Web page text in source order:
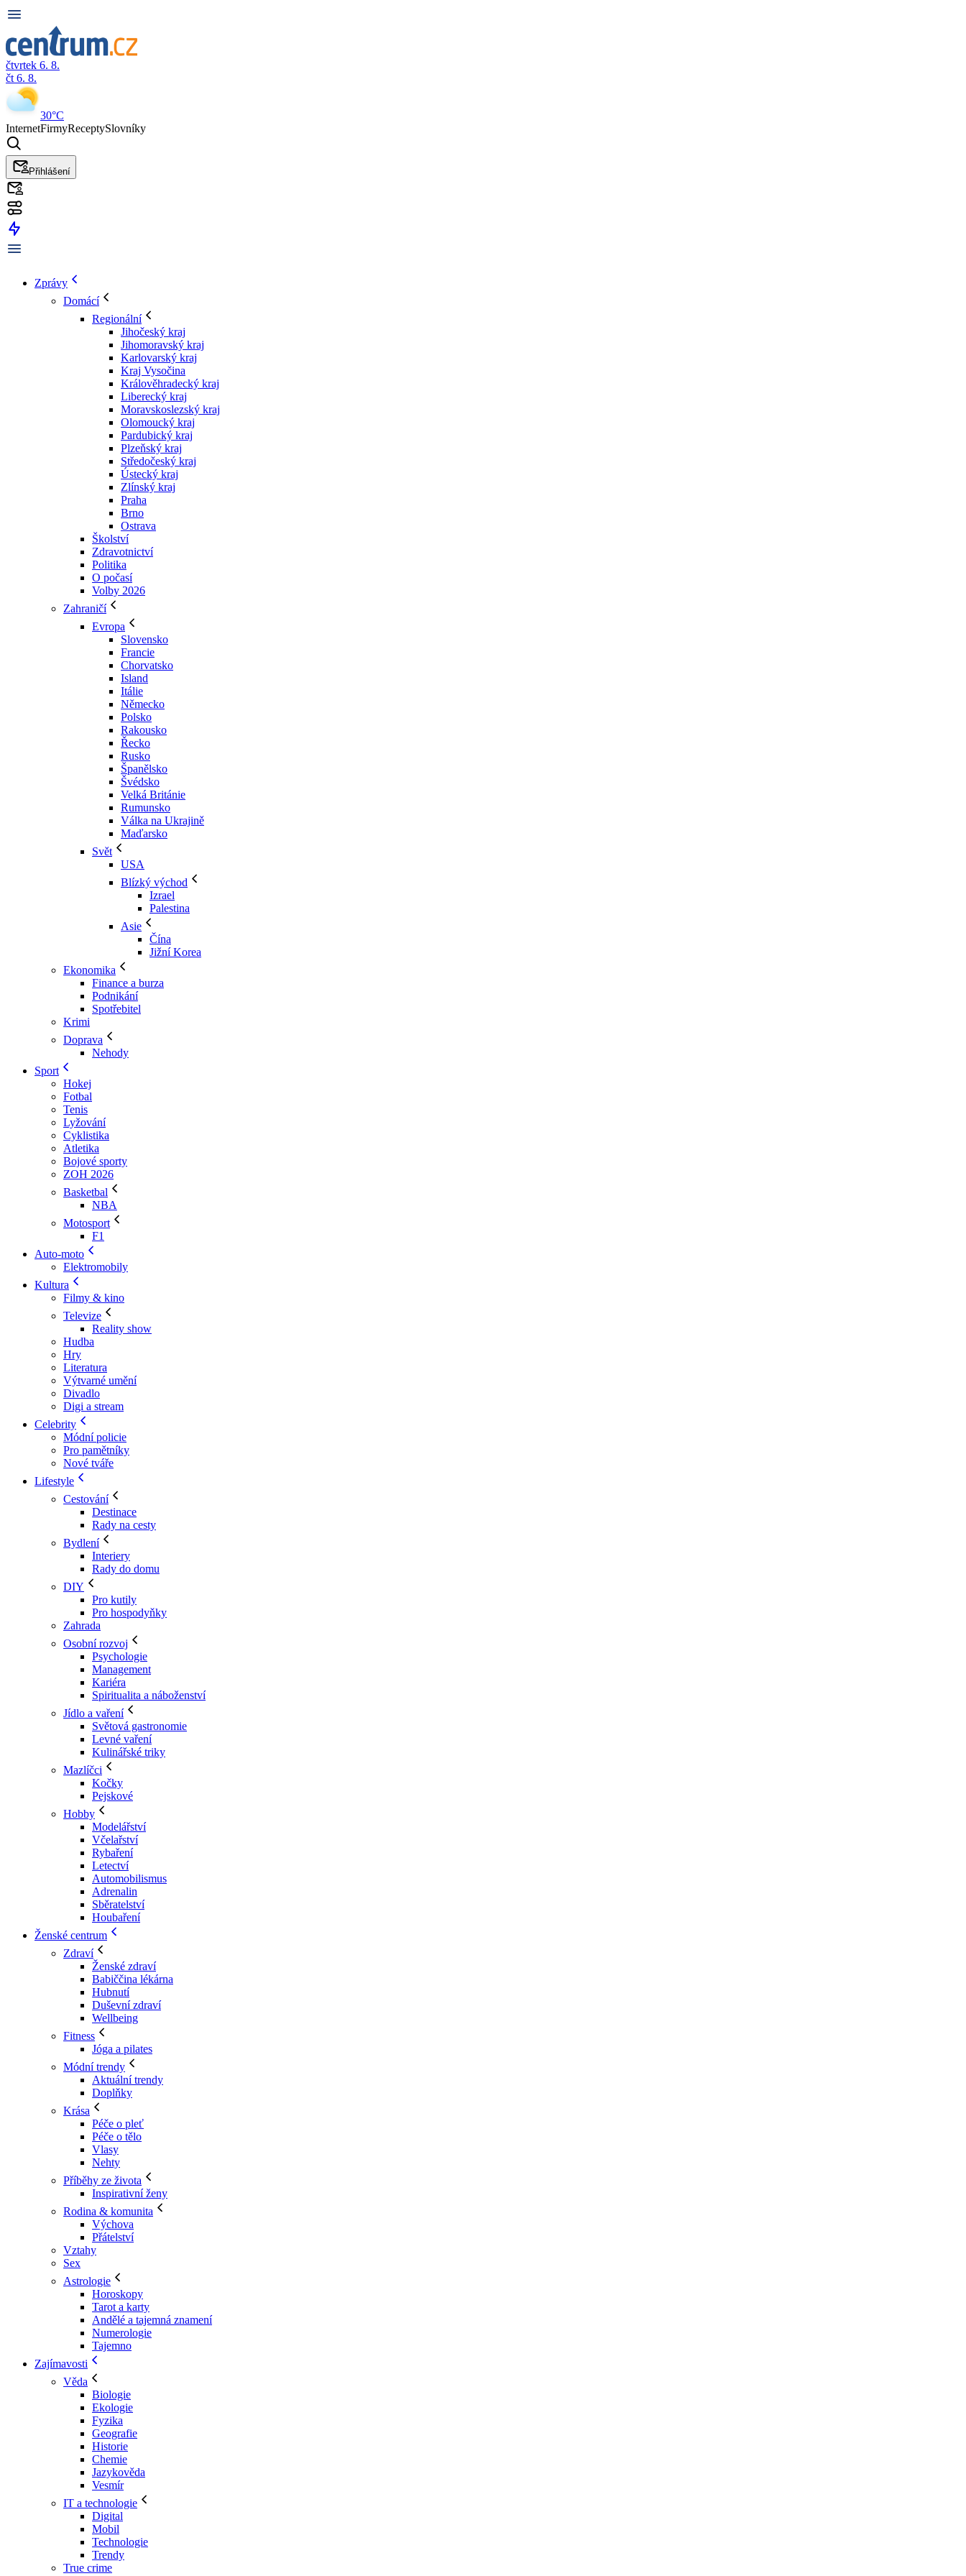
čtvrtek 6. 8.
čt 6. 8.
30°C
InternetFirmyReceptySlovníky
Přihlášení
Zprávy
Domácí
Regionální
Jihočeský kraj
Jihomoravský kraj
Karlovarský kraj
Kraj Vysočina
Králověhradecký kraj
Liberecký kraj
Moravskoslezský kraj
Olomoucký kraj
Pardubický kraj
Plzeňský kraj
Středočeský kraj
Ústecký kraj
Zlínský kraj
Praha
Brno
Ostrava
Školství
Zdravotnictví
Politika
O počasí
Volby 2026
Zahraničí
Evropa
Slovensko
Francie
Chorvatsko
Island
Itálie
Německo
Polsko
Rakousko
Řecko
Rusko
Španělsko
Švédsko
Velká Británie
Rumunsko
Válka na Ukrajině
Maďarsko
Svět
USA
Blízký východ
Izrael
Palestina
Asie
Čína
Jižní Korea
Ekonomika
Finance a burza
Podnikání
Spotřebitel
Krimi
Doprava
Nehody
Sport
Hokej
Fotbal
Tenis
Lyžování
Cyklistika
Atletika
Bojové sporty
ZOH 2026
Basketbal
NBA
Motosport
F1
Auto-moto
Elektromobily
Kultura
Filmy & kino
Televize
Reality show
Hudba
Hry
Literatura
Výtvarné umění
Divadlo
Digi a stream
Celebrity
Módní policie
Pro pamětníky
Nové tváře
Lifestyle
Cestování
Destinace
Rady na cesty
Bydlení
Interiery
Rady do domu
DIY
Pro kutily
Pro hospodyňky
Zahrada
Osobní rozvoj
Psychologie
Management
Kariéra
Spiritualita a náboženství
Jídlo a vaření
Světová gastronomie
Levné vaření
Kulinářské triky
Mazlíčci
Kočky
Pejskové
Hobby
Modelářství
Včelařství
Rybaření
Letectví
Automobilismus
Adrenalin
Sběratelství
Houbaření
Ženské centrum
Zdraví
Ženské zdraví
Babiččina lékárna
Hubnutí
Duševní zdraví
Wellbeing
Fitness
Jóga a pilates
Módní trendy
Aktuální trendy
Doplňky
Krása
Péče o pleť
Péče o tělo
Vlasy
Nehty
Příběhy ze života
Inspirativní ženy
Rodina & komunita
Výchova
Přátelství
Vztahy
Sex
Astrologie
Horoskopy
Tarot a karty
Andělé a tajemná znamení
Numerologie
Tajemno
Zajímavosti
Věda
Biologie
Ekologie
Fyzika
Geografie
Historie
Chemie
Jazykověda
Vesmír
IT a technologie
Digital
Mobil
Technologie
Trendy
True crime